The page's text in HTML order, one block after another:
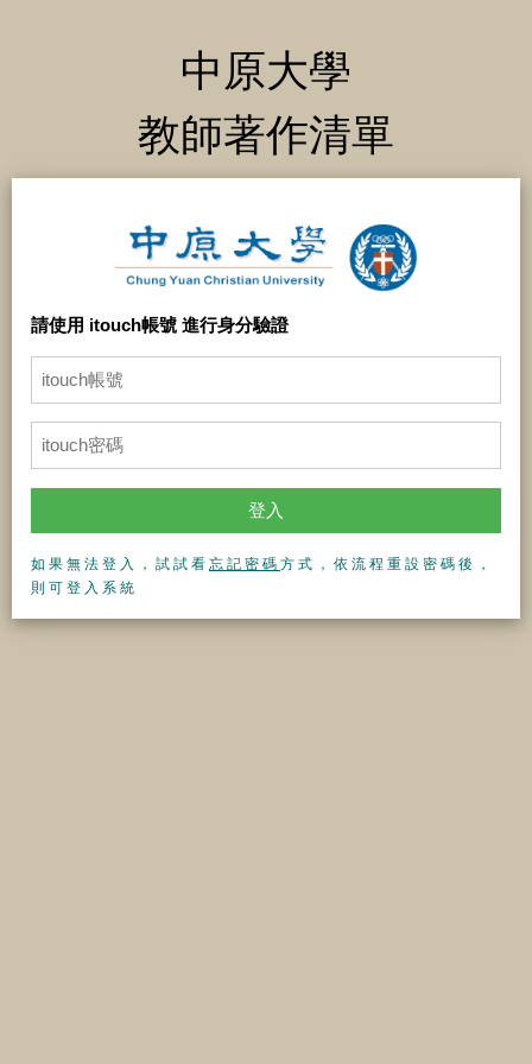
中原大學
教師著作清單
請使用 itouch帳號 進行身分驗證
登入
如果無法登入，試試看 忘記密碼 方式，依流程重設密碼後，
則可登入系統